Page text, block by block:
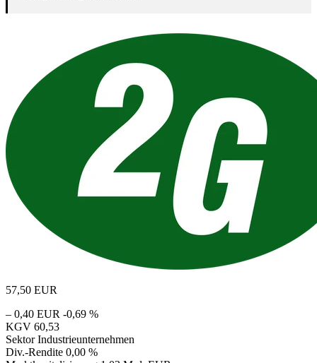
57,50 EUR
– 0,40 EUR -0,69 %
KGV 60,53
Sektor Industrieunternehmen
Div.-Rendite 0,00 %